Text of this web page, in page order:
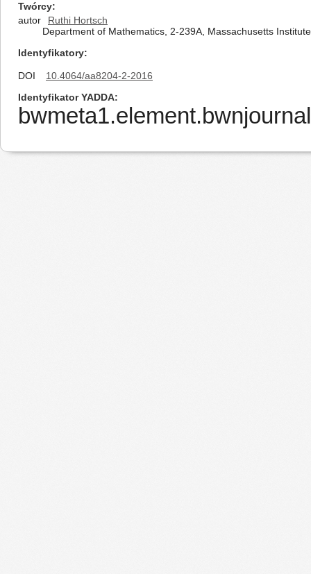
Twórcy
autor
Ruthi Hortsch
Department of Mathematics, 2-239A, Massachusetts
Identyfikatory
DOI
10.4064/aa8204-2-2016
Identyfikator YADDA